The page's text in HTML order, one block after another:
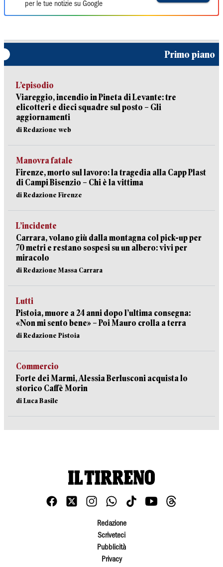
per le tue notizie su Google
Primo piano
L’episodio
Viareggio, incendio in Pineta di Levante: tre
elicotteri e dieci squadre sul posto – Gli
aggiornamenti
di Redazione web
Manovra fatale
Firenze, morto sul lavoro: la tragedia alla Capp Plast
di Campi Bisenzio – Chi è la vittima
di Redazione Firenze
L’incidente
Carrara, volano giù dalla montagna col pick-up per
70 metri e restano sospesi su un albero: vivi per
miracolo
di Redazione Massa Carrara
Lutti
Pistoia, muore a 24 anni dopo l’ultima consegna:
«Non mi sento bene» – Poi Mauro crolla a terra
di Redazione Pistoia
Commercio
Forte dei Marmi, Alessia Berlusconi acquista lo
storico Caffè Morin
di Luca Basile
Redazione
Scriveteci
Pubblicità
Privacy